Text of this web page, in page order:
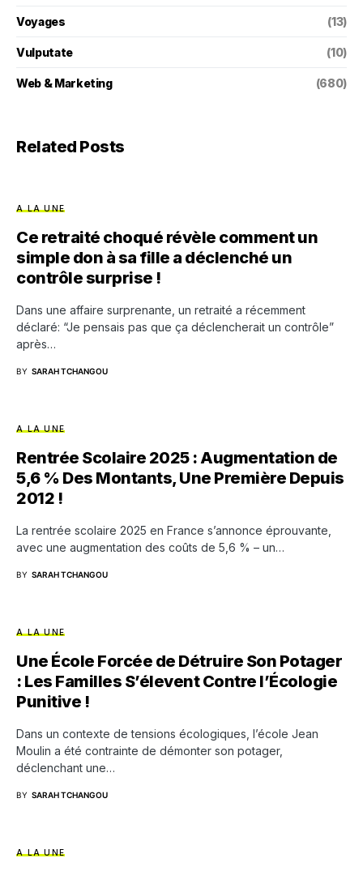
Voyages (13)
Vulputate (10)
Web & Marketing (680)
Related Posts
A LA UNE
Ce retraité choqué révèle comment un
simple don à sa fille a déclenché un
contrôle surprise !
Dans une affaire surprenante, un retraité a récemment
déclaré: “Je pensais pas que ça déclencherait un contrôle”
après…
BY SARAH TCHANGOU
A LA UNE
Rentrée Scolaire 2025 : Augmentation de
5,6 % Des Montants, Une Première Depuis
2012 !
La rentrée scolaire 2025 en France s’annonce éprouvante,
avec une augmentation des coûts de 5,6 % – un…
BY SARAH TCHANGOU
A LA UNE
Une École Forcée de Détruire Son Potager
: Les Familles S’élevent Contre l’Écologie
Punitive !
Dans un contexte de tensions écologiques, l’école Jean
Moulin a été contrainte de démonter son potager,
déclenchant une…
BY SARAH TCHANGOU
A LA UNE